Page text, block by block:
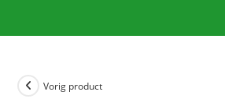
Vorig product